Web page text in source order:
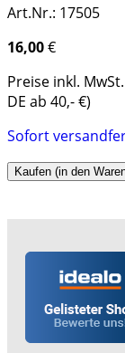
Art.Nr.: 17505
16,00€
Preise inkl.
DE ab 40,- €)
Sofort
Kaufen (in den